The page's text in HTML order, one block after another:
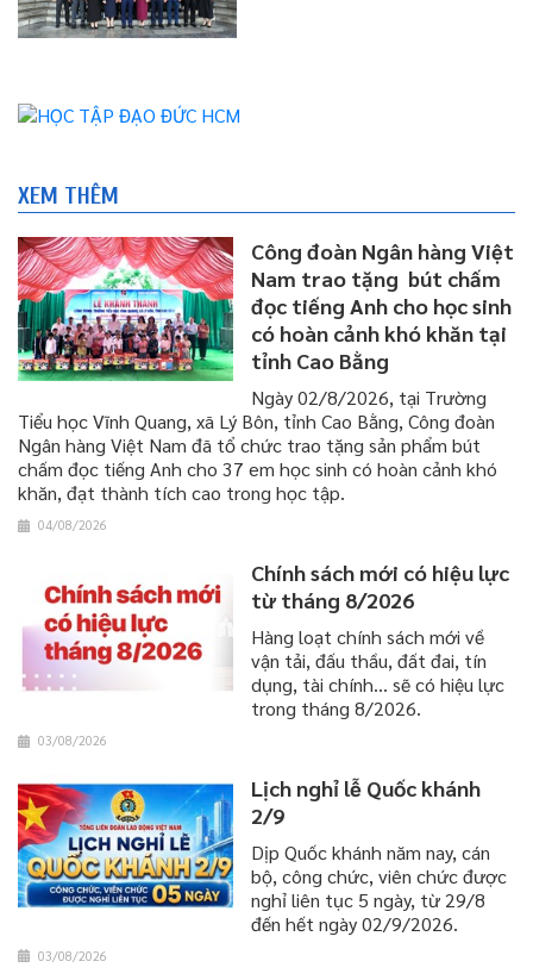
XEM THÊM
Công đoàn Ngân hàng Việt
Nam trao tặng bút chấm
đọc tiếng Anh cho học sinh
có hoàn cảnh khó khăn tại
tỉnh Cao Bằng
​​​​​​​Ngày 02/8/2026, tại Trường
Tiểu học Vĩnh Quang, xã Lý Bôn, tỉnh Cao Bằng, Công đoàn
Ngân hàng Việt Nam đã tổ chức trao tặng sản phẩm bút
chấm đọc tiếng Anh cho 37 em học sinh có hoàn cảnh khó
khăn, đạt thành tích cao trong học tập.
04/08/2026
Chính sách mới có hiệu lực
từ tháng 8/2026
Hàng loạt chính sách mới về
vận tải, đấu thầu, đất đai, tín
dụng, tài chính... sẽ có hiệu lực
trong tháng 8/2026.
03/08/2026
Lịch nghỉ lễ Quốc khánh
2/9
Dịp Quốc khánh năm nay, cán
bộ, công chức, viên chức được
nghỉ liên tục 5 ngày, từ 29/8
đến hết ngày 02/9/2026.
03/08/2026